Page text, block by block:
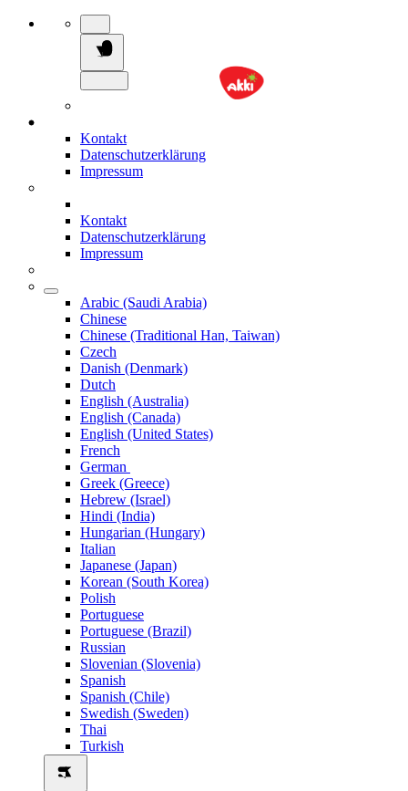
Kontakt
Datenschutzerklärung
Impressum
Kontakt
Datenschutzerklärung
Impressum
Arabic (Saudi Arabia)
Chinese
Chinese (Traditional Han, Taiwan)
Czech
Danish (Denmark)
Dutch
English (Australia)
English (Canada)
English (United States)
French
German
Greek (Greece)
Hebrew (Israel)
Hindi (India)
Hungarian (Hungary)
Italian
Japanese (Japan)
Korean (South Korea)
Polish
Portuguese
Portuguese (Brazil)
Russian
Slovenian (Slovenia)
Spanish
Spanish (Chile)
Swedish (Sweden)
Thai
Turkish